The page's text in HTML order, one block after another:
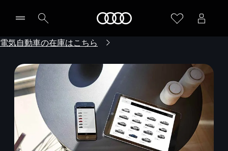
電気自動車の在庫はこちら